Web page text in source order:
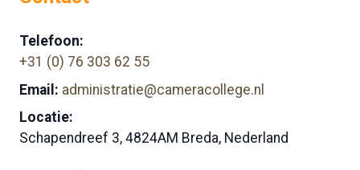
Telefoon:
+31 (0) 76 303 62 55
Email: administratie@cameracollege.nl
Locatie:
Schapendreef 3, 4824AM Breda, Nederland